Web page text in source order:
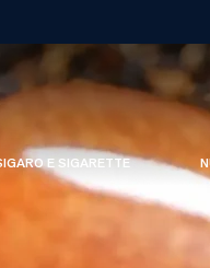
E SIGARETTE